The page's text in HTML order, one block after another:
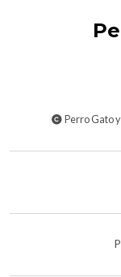
Perro Gato